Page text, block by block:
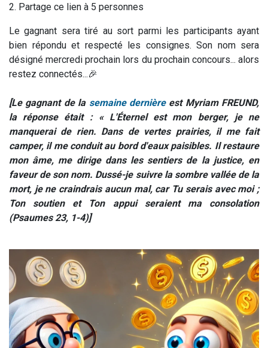
2. Partage ce lien à 5 personnes
Le gagnant sera tiré au sort parmi les participants ayant
bien répondu et respecté les consignes. Son nom sera
désigné mercredi prochain lors du prochain concours... alors
restez connectés...🎉
[Le gagnant de la semaine dernièreest Myriam FREUND,
la réponse était : « L'Éternel est mon berger, je ne
manquerai de rien. Dans de vertes prairies, il me fait
camper, il me conduit au bord d'eaux paisibles. Il restaure
mon âme, me dirige dans les sentiers de la justice, en
faveur de son nom. Dussé-je suivre la sombre vallée de la
mort, je ne craindrais aucun mal, car Tu serais avec moi ;
Ton soutien et Ton appui seraient ma consolation
(Psaumes 23, 1-4)]